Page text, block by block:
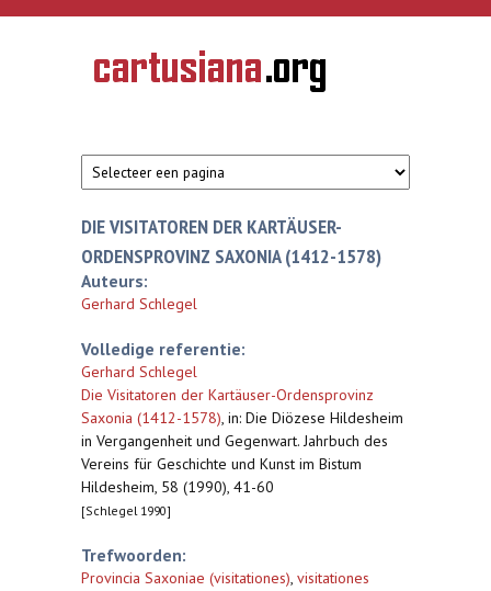
Overslaan en naar de inhoud gaan
CARTUSIANA
Geschiedenis
van de
DIE VISITATOREN DER KARTÄUSER-
ORDENSPROVINZ SAXONIA (1412-1578)
Auteurs:
Gerhard Schlegel
Volledige referentie:
Gerhard Schlegel
Die Visitatoren der Kartäuser-Ordensprovinz
Saxonia (1412-1578), in: Die Diözese Hildesheim
in Vergangenheit und Gegenwart. Jahrbuch des
Vereins für Geschichte und Kunst im Bistum
Hildesheim, 58 (1990), 41-60
[Schlegel 1990]
Trefwoorden:
Provincia Saxoniae (visitationes), visitationes